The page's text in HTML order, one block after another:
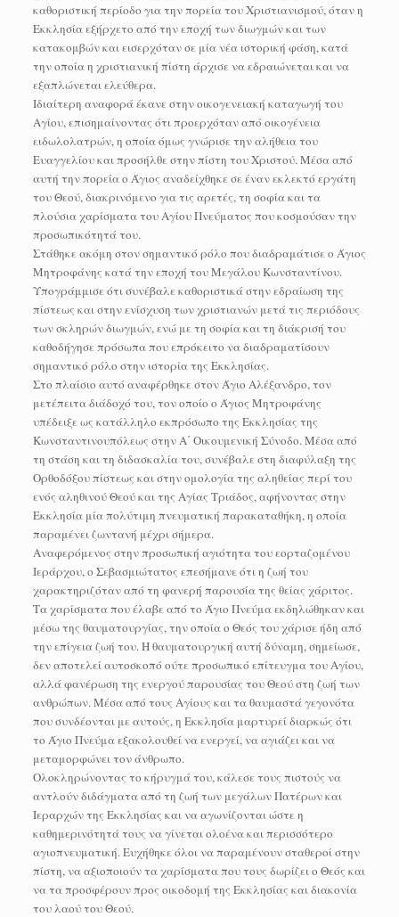
καθοριστική περίοδο για την πορεία του Χριστιανισμού, όταν η
Εκκλησία εξήρχετο από την εποχή των διωγμών και των
κατακομβών και εισερχόταν σε μία νέα ιστορική φάση, κατά
την οποία η χριστιανική πίστη άρχισε να εδραιώνεται και να
εξαπλώνεται ελεύθερα.
Ιδιαίτερη αναφορά έκανε στην οικογενειακή καταγωγή του
Αγίου, επισημαίνοντας ότι προερχόταν από οικογένεια
ειδωλολατρών, η οποία όμως γνώρισε την αλήθεια του
Ευαγγελίου και προσήλθε στην πίστη του Χριστού. Μέσα από
αυτή την πορεία ο Άγιος αναδείχθηκε σε έναν εκλεκτό εργάτη
του Θεού, διακρινόμενο για τις αρετές, τη σοφία και τα
πλούσια χαρίσματα του Αγίου Πνεύματος που κοσμούσαν την
προσωπικότητά του.
Στάθηκε ακόμη στον σημαντικό ρόλο που διαδραμάτισε ο Άγιος
Μητροφάνης κατά την εποχή του Μεγάλου Κωνσταντίνου.
Υπογράμμισε ότι συνέβαλε καθοριστικά στην εδραίωση της
πίστεως και στην ενίσχυση των χριστιανών μετά τις περιόδους
των σκληρών διωγμών, ενώ με τη σοφία και τη διάκρισή του
καθοδήγησε πρόσωπα που επρόκειτο να διαδραματίσουν
σημαντικό ρόλο στην ιστορία της Εκκλησίας.
Στο πλαίσιο αυτό αναφέρθηκε στον Άγιο Αλέξανδρο, τον
μετέπειτα διάδοχό του, τον οποίο ο Άγιος Μητροφάνης
υπέδειξε ως κατάλληλο εκπρόσωπο της Εκκλησίας της
Κωνσταντινουπόλεως στην Α΄ Οικουμενική Σύνοδο. Μέσα από
τη στάση και τη διδασκαλία του, συνέβαλε στη διαφύλαξη της
Ορθοδόξου πίστεως και στην ομολογία της αληθείας περί του
ενός αληθινού Θεού και της Αγίας Τριάδος, αφήνοντας στην
Εκκλησία μία πολύτιμη πνευματική παρακαταθήκη, η οποία
παραμένει ζωντανή μέχρι σήμερα.
Αναφερόμενος στην προσωπική αγιότητα του εορταζομένου
Ιεράρχου, ο Σεβασμιώτατος επεσήμανε ότι η ζωή του
χαρακτηριζόταν από τη φανερή παρουσία της θείας χάριτος.
Τα χαρίσματα που έλαβε από το Άγιο Πνεύμα εκδηλώθηκαν και
μέσω της θαυματουργίας, την οποία ο Θεός του χάρισε ήδη από
την επίγεια ζωή του. Η θαυματουργική αυτή δύναμη, σημείωσε,
δεν αποτελεί αυτοσκοπό ούτε προσωπικό επίτευγμα του Αγίου,
αλλά φανέρωση της ενεργού παρουσίας του Θεού στη ζωή των
ανθρώπων. Μέσα από τους Αγίους και τα θαυμαστά γεγονότα
που συνδέονται με αυτούς, η Εκκλησία μαρτυρεί διαρκώς ότι
το Άγιο Πνεύμα εξακολουθεί να ενεργεί, να αγιάζει και να
μεταμορφώνει τον άνθρωπο.
Ολοκληρώνοντας το κήρυγμά του, κάλεσε τους πιστούς να
αντλούν διδάγματα από τη ζωή των μεγάλων Πατέρων και
Ιεραρχών της Εκκλησίας και να αγωνίζονται ώστε η
καθημερινότητά τους να γίνεται ολοένα και περισσότερο
αγιοπνευματική. Ευχήθηκε όλοι να παραμένουν σταθεροί στην
πίστη, να αξιοποιούν τα χαρίσματα που τους δωρίζει ο Θεός και
να τα προσφέρουν προς οικοδομή της Εκκλησίας και διακονία
του λαού του Θεού.